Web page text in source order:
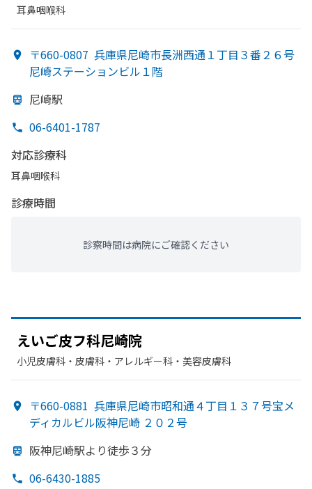
耳鼻咽喉科
〒660-0807 兵庫県尼崎市長洲西通１丁目３番２６号
尼崎ステーションビル１階
尼崎駅
06-6401-1787
対応診療科
耳鼻咽喉科
診療時間
診察時間は病院にご確認ください
えいご皮フ科尼崎院
小児皮膚科・​皮膚科・​アレルギー科・​美容皮膚科
〒660-0881 兵庫県尼崎市昭和通４丁目１３７号宝メ
ディカルビル阪神尼崎 ２０２号
阪神尼崎駅より徒歩３分
06-6430-1885